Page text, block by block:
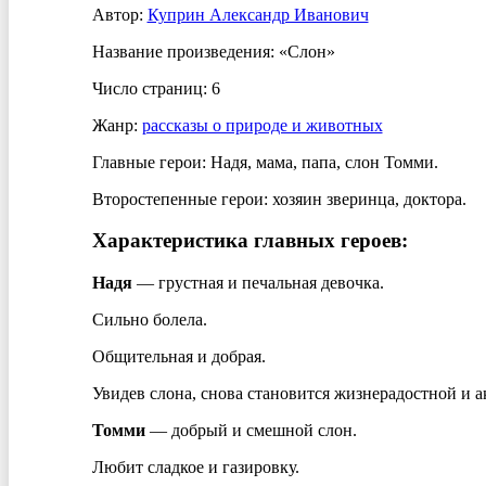
Автор: Куприн Александр Иванович
Название произведения: «Слон»
Число страниц: 6
Жанр: рассказы о природе и животных
Главные герои: Надя, мама, папа, слон Томми.
Второстепенные герои: хозяин зверинца, доктора.
Характеристика главных героев:
Надя— грустная и печальная девочка.
Сильно болела.
Общительная и добрая.
Увидев слона, снова становится жизнерадостной и
Томми— добрый и смешной слон.
Любит сладкое и газировку.